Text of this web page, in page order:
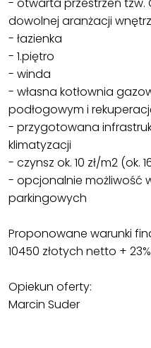
- otwarta przestrzeń tzw.
dowolnej aranżacji
- łazienka
- 1.piętro
- winda
- własna kotłownia
podłogowym i
- przygotowana
klimatyzacji
- czynsz ok. 10 zł/m2 (ok.
- opcjonalnie możliwość
parkingowych
Proponowane warunki
10450 złotych netto +
Opiekun oferty:
Marcin Suder